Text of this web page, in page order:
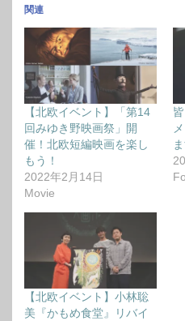
関連
【北欧イベント】「第14
回みゆき野映画祭」開
催！北欧短編映画を楽し
もう！
2022年2月14日
Movie
【北欧イベント】小林聡
美『かもめ食堂』リバイ